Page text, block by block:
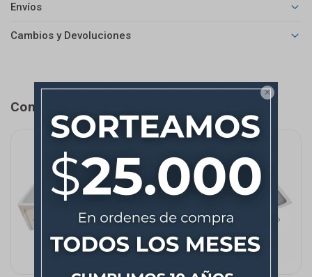

Envíos
Cambios y Devoluciones
Completá tu compra